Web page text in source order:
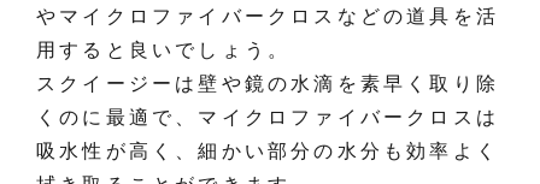
やマイクロファイバークロスなどの道具を活
用すると良いでしょう。
スクイージーは壁や鏡の水滴を素早く取り除
くのに最適で、マイクロファイバークロスは
吸水性が高く、細かい部分の水分も効率よく